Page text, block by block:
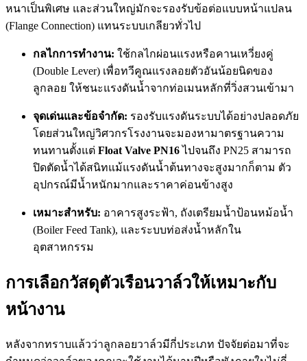
หนาเป็นพิเศษ และส่วนใหญ่มักจะรองรับข้อต่อแบบหน้าแปลน
(Flange Connection) แทนระบบเกลียวทั่วไป
กลไกการทำงาน: ใช้กลไกผ่อนแรงหรือคานเหวี่ยงคู่
(Double Lever) เพื่อทวีคูณแรงลอยตัวอันน้อยนิดของ
ลูกลอย ให้ชนะแรงดันน้ำจากท่อเมนหลักที่วิ่งสวนเข้ามา
จุดเด่นและข้อจำกัด: รองรับแรงดันระบบได้อย่างปลอดภัย
โดยส่วนใหญ่วิศวกรโรงงานจะมองหามาตรฐานความ
ทนทานตั้งแต่ Float Valve PN16ไปจนถึง PN25 สามารถ
ปิดตัดน้ำได้สนิทแม้แรงดันน้ำต้นทางจะสูงมากก็ตาม ตัว
อุปกรณ์มีน้ำหนักมากและราคาค่อนข้างสูง
เหมาะสำหรับ: อาคารสูงระฟ้า, ถังเตรียมน้ำป้อนหม้อน้ำ
(Boiler Feed Tank), และระบบท่อส่งน้ำหลักใน
อุตสาหกรรม
การเลือกวัสดุตัวเรือนวาล์วให้เหมาะกับ
หน้างาน
หลังจากทราบแล้วว่าลูกลอยวาล์วมีกี่ประเภท ปัจจัยต่อมาที่จะ